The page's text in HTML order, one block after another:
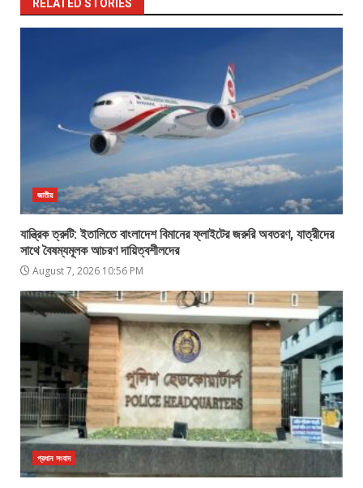
RELATED STORIES
জাতীয়
যান্ত্রিক ত্রুটি: ইতালিতে বাংলাদেশ বিমানের ফ্লাইটের জরুরি অবতরণ, যাত্রীদের
সাথে বৈষম্যমূলক আচরণ দায়িত্বশীলদের
August 7, 2026 10:56 PM
প্রধান সংবাদ